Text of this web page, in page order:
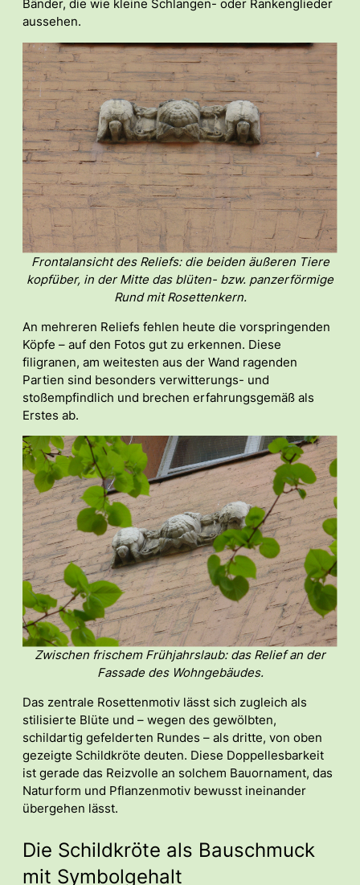
Bänder, die wie kleine Schlangen- oder Rankenglieder
aussehen.
Frontalansicht des Reliefs: die beiden äußeren Tiere
kopfüber, in der Mitte das blüten- bzw. panzerförmige
Rund mit Rosettenkern.
An mehreren Reliefs fehlen heute die vorspringenden
Köpfe – auf den Fotos gut zu erkennen. Diese
filigranen, am weitesten aus der Wand ragenden
Partien sind besonders verwitterungs- und
stoßempfindlich und brechen erfahrungsgemäß als
Erstes ab.
Zwischen frischem Frühjahrslaub: das Relief an der
Fassade des Wohngebäudes.
Das zentrale Rosettenmotiv lässt sich zugleich als
stilisierte Blüte und – wegen des gewölbten,
schildartig gefelderten Rundes – als dritte, von oben
gezeigte Schildkröte deuten. Diese Doppellesbarkeit
ist gerade das Reizvolle an solchem Bauornament, das
Naturform und Pflanzenmotiv bewusst ineinander
übergehen lässt.
Die Schildkröte als Bauschmuck
mit Symbolgehalt